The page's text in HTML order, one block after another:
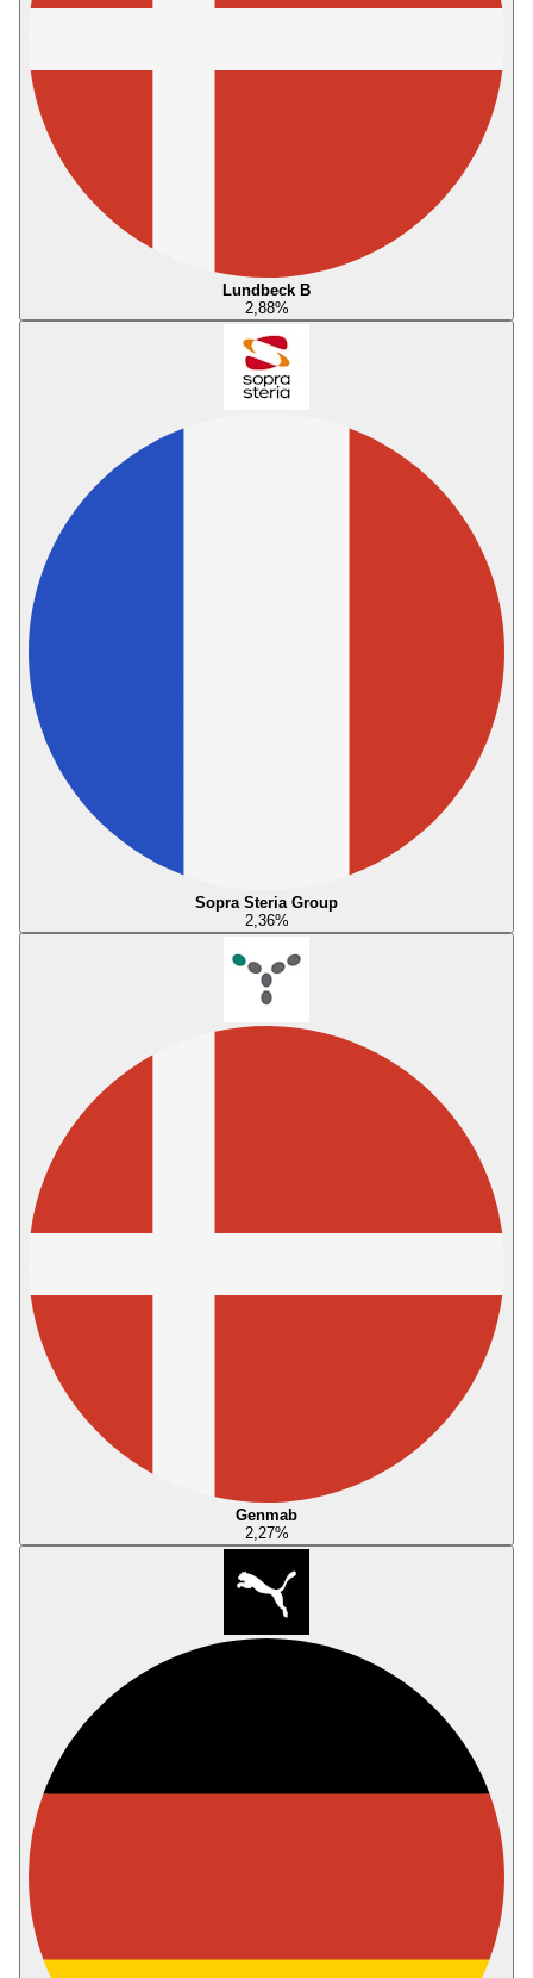
Lundbeck B
2,88%
Sopra Steria Group
2,36%
Genmab
2,27%